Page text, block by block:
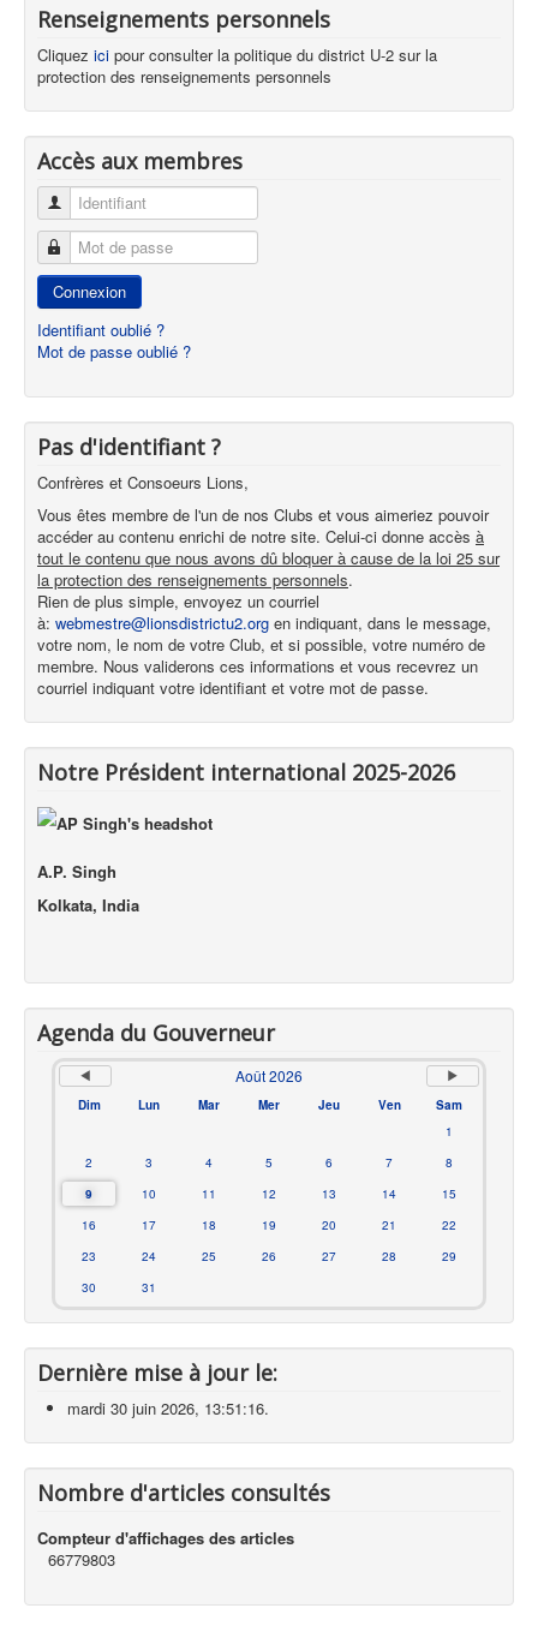
Renseignements personnels
Cliquez ici pour consulter la politique du district U-2 sur la
protection des renseignements personnels
Accès aux membres
Identifiant
Mot de passe
Connexion
Identifiant oublié ?
Mot de passe oublié ?
Pas d'identifiant ?
Confrères et Consoeurs Lions,
Vous êtes membre de l'un de nos Clubs et vous aimeriez pouvoir
accéder au contenu enrichi de notre site. Celui-ci donne accès à
tout le contenu que nous avons dû bloquer à cause de la loi 25 sur
la protection des renseignements personnels.
Rien de plus simple, envoyez un courriel
à: webmestre@lionsdistrictu2.org en indiquant, dans le message,
votre nom, le nom de votre Club, et si possible, votre numéro de
membre. Nous validerons ces informations et vous recevrez un
courriel indiquant votre identifiant et votre mot de passe.
Notre Président international 2025-2026
A.P. Singh
Kolkata, India
Agenda du Gouverneur
Août 2026
Dim Lun Mar Mer Jeu Ven
Sam
1
2
3 4 5 6 7
8
9
10 11 12 13 14
15
16
17 18 19 20 21
22
23
24 25 26 27 28
29
30
31
Dernière mise à jour le:
mardi 30 juin 2026, 13:51:16.
Nombre d'articles consultés
Compteur d'affichages des articles
66779803